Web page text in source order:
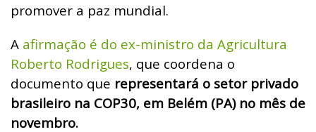
promover a paz mundial.
A afirmação é do ex-ministro da Agricultura
Roberto Rodrigues, que coordena o
documento que representará o setor privado
brasileiro na COP30, em Belém (PA) no mês de
novembro.